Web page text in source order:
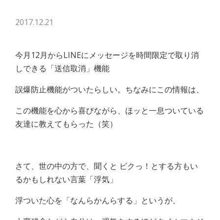
2017.12.21
今月12月からLINEにメッセージを時間限定で取り消
しできる「送信取消」機能
誤爆防止機能がついたらしい。ちなみにこの情報は、
この機能を心から喜びながら、ほッと一息ついている
友達に教えてもらった（笑）
さて、世の中の方で、聞くと ビクっ！とする方もい
るかもしれない言葉「浮気」
浮ついた心を「なんらかんらする」というが、